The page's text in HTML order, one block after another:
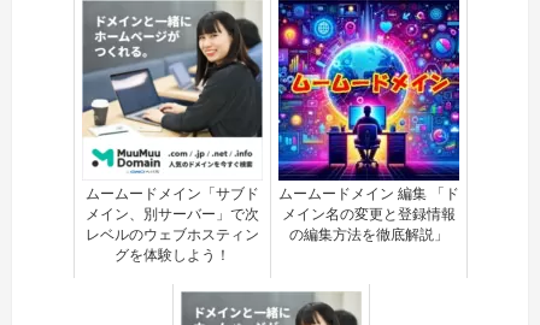
ムームードメイン「サブド
メイン、別サーバー」で次
レベルのウェブホスティン
グを体験しよう！
ムームードメイン 編集 「ド
メイン名の変更と登録情報
の編集方法を徹底解説」